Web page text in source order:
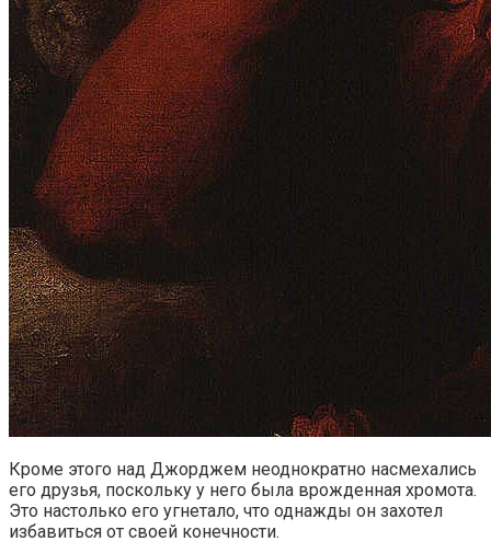
Кроме этого над Джорджем неоднократно насмехались
его друзья, поскольку у него была врожденная хромота.
Это настолько его угнетало, что однажды он захотел
избавиться от своей конечности.